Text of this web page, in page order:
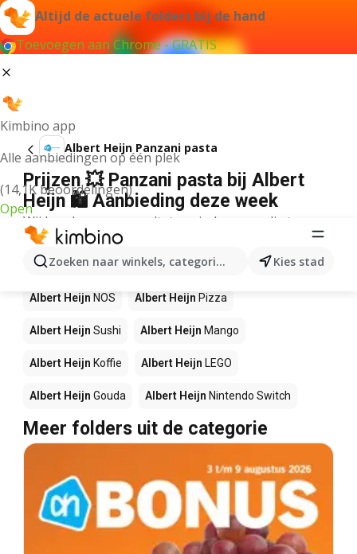
Altijd de actuele folders bij de hand
Toevoegen aan Chrome - GRATIS
Kimbino app
Alle aanbiedingen op één plek
(14,1K beoordelingen)
Open
Zoeken naar winkels, categorieën, producten...
Kies stad
Albert Heijn Panzani pasta
Prijzen 💥 Panzani pasta bij Albert
Heijn 🛍️ Aanbieding deze week
Wij konden geen resultaten vinden voor die term.
Andere producten in winkels Albert
Heijn
Albert Heijn NOS Albert Heijn Pizza
Albert Heijn Sushi Albert Heijn Mango
Albert Heijn Koffie Albert Heijn LEGO
Albert Heijn Gouda Albert Heijn Nintendo Switch
Meer folders uit de categorie